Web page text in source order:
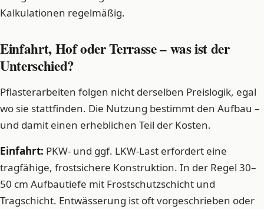
Kalkulationen regelmäßig.
Einfahrt, Hof oder Terrasse – was ist der
Unterschied?
Pflasterarbeiten folgen nicht derselben Preislogik, egal
wo sie stattfinden. Die Nutzung bestimmt den Aufbau –
und damit einen erheblichen Teil der Kosten.
Einfahrt: PKW- und ggf. LKW-Last erfordert eine
tragfähige, frostsichere Konstruktion. In der Regel 30–
50 cm Aufbautiefe mit Frostschutzschicht und
Tragschicht. Entwässerung ist oft vorgeschrieben oder